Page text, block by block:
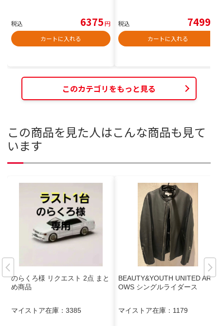
税込 6375円
カートに入れる
税込 7499
カートに入れる
このカテゴリをもっと見る
この商品を見た人はこんな商品も見て
います
のらくろ様 リクエスト 2点 まと
め商品
マイストア在庫： 3385
BEAUTY&YOUTH UNITED ARR
OWS シングルライダース
マイストア在庫： 1179